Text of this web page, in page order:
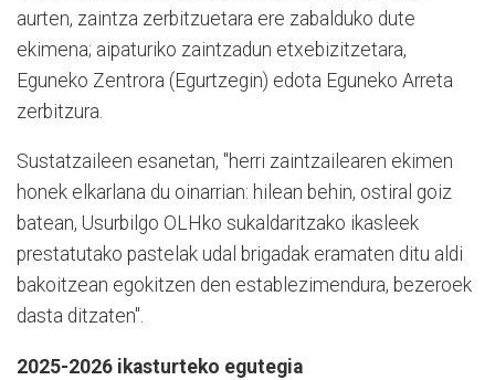
aurten, zaintza zerbitzuetara ere zabalduko dute
ekimena; aipaturiko zaintzadun etxebizitzetara,
Eguneko Zentrora (Egurtzegin) edota Eguneko Arreta
zerbitzura.
Sustatzaileen esanetan, "herri zaintzailearen ekimen
honek elkarlana du oinarrian: hilean behin, ostiral goiz
batean, Usurbilgo OLHko sukaldaritzako ikasleek
prestatutako pastelak udal brigadak eramaten ditu aldi
bakoitzean egokitzen den establezimendura, bezeroek
dasta ditzaten".
2025-2026 ikasturteko egutegia